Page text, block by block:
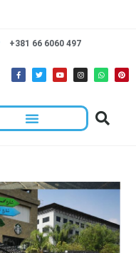
+381 66 6060 497